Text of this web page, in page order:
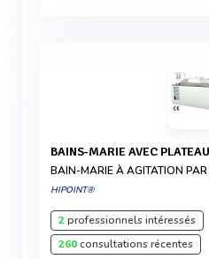
BAINS-MARIE AVEC
BAIN-MARIE À AGITATION
HIPOINT®
2professionnels intéressés
260consultations récentes